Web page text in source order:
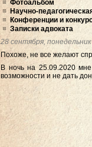
Фотоальбом
Научно-
Конференции и
Записки адвоката
28 сентября, понедельник
Похоже, не все желают
В ночь на 25.09.2020
возможности и не дать